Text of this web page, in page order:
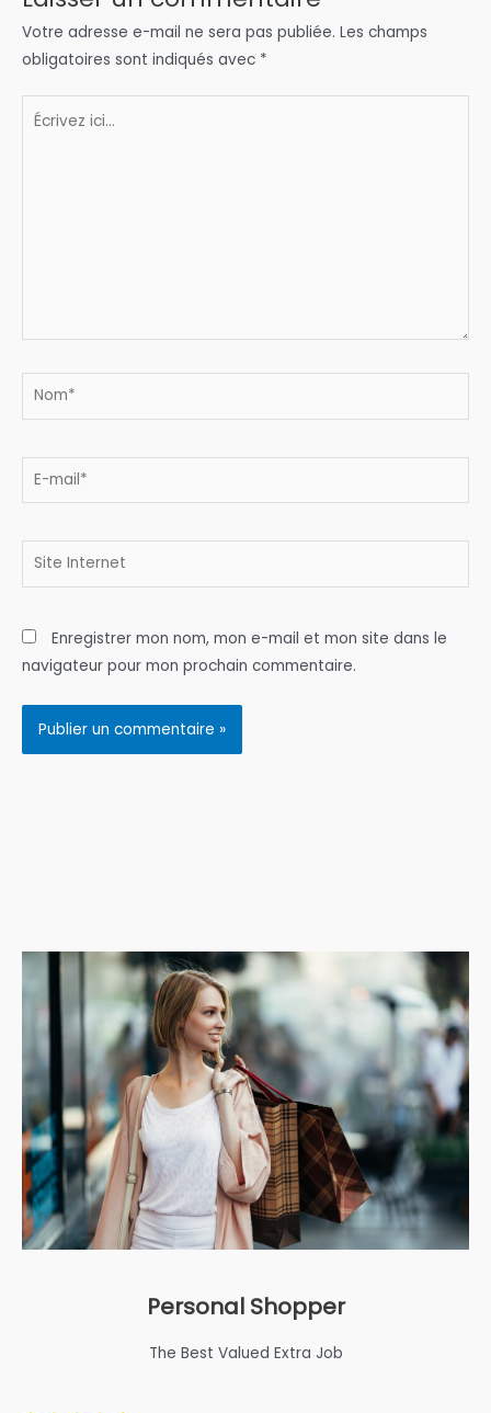
Votre adresse e-mail ne sera pas publiée. Les champs
obligatoires sont indiqués avec *
Écrivez
Nom*
E-
Site
Enregistrer mon nom, mon e-mail et mon site dans le
navigateur pour mon prochain commentaire.
Personal Shopper
The Best Valued Extra Job